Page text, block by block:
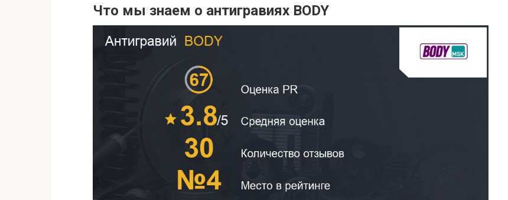
Что мы знаем о антигравиях BODY